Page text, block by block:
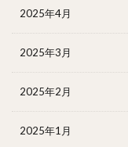
2025年4月
2025年3月
2025年2月
2025年1月